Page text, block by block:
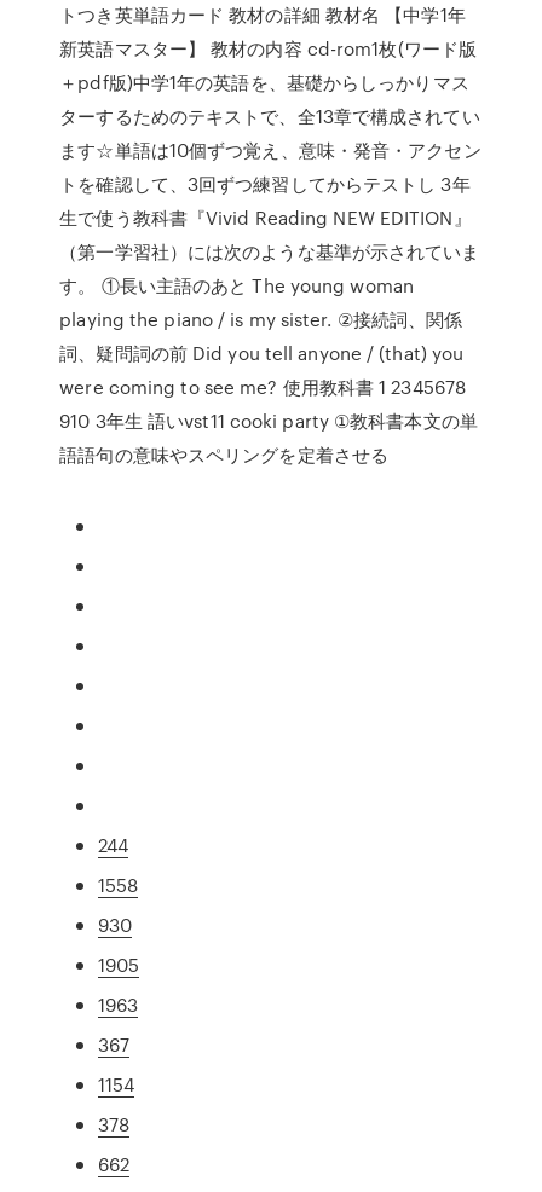
トつき英単語カード 教材の詳細 教材名 【中学1年
新英語マスター】 教材の内容 cd-rom1枚(ワード版
＋pdf版)中学1年の英語を、基礎からしっかりマス
ターするためのテキストで、全13章で構成されてい
ます☆単語は10個ずつ覚え、意味・発音・アクセン
トを確認して、3回ずつ練習してからテストし 3年
生で使う教科書『Vivid Reading NEW EDITION』
（第一学習社）には次のような基準が示されていま
す。 ①長い主語のあと The young woman
playing the piano / is my sister. ②接続詞、関係
詞、疑問詞の前 Did you tell anyone / (that) you
were coming to see me? 使用教科書 1 2345678
910 3年生 語いvst11 cooki party ①教科書本文の単
語語句の意味やスペリングを定着させる
244
1558
930
1905
1963
367
1154
378
662